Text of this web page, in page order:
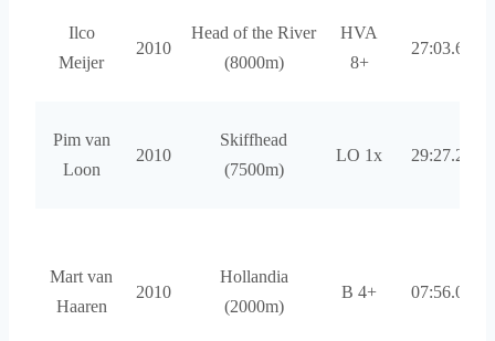
Ilco
Meijer
2010
Head of the River
(8000m)
HVA
8+
27:03.61
Pim van
Loon
2010
Skiffhead
(7500m)
LO 1x 29:27.24
Mart van
Haaren
2010
Hollandia
(2000m)
B 4+ 07:56.00